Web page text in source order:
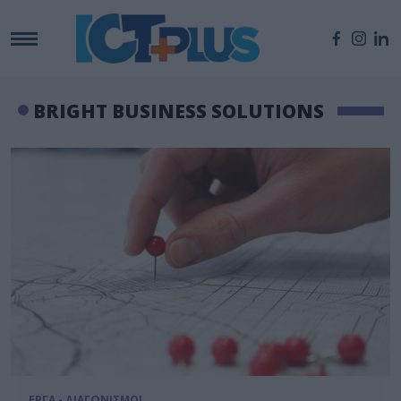
BRIGHT BUSINESS SOLUTIONS